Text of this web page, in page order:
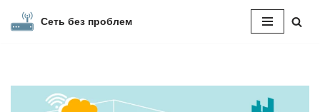
Сеть без проблем